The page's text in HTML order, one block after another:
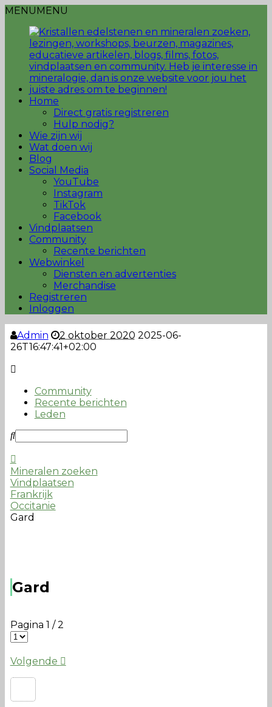
MENUMENU
Home
Direct gratis registreren
Hulp nodig?
Wie zijn wij
Wat doen wij
Blog
Social Media
YouTube
Instagram
TikTok
Facebook
Vindplaatsen
Community
Recente berichten
Webwinkel
Diensten en advertenties
Merchandise
Registreren
Inloggen
Admin 2 oktober 2020 2025-06-
26T16:47:41+02:00
Community
Recente berichten
Leden
Mineralen zoeken
Vindplaatsen
Frankrijk
Occitanie
Gard
Gard
Pagina 1 / 2
Volgende